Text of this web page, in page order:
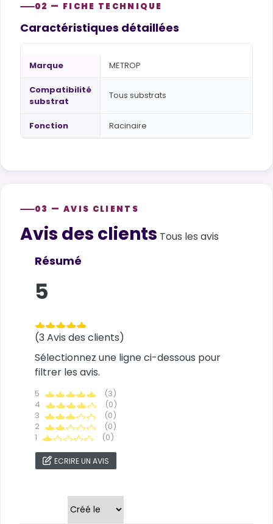
02 — FICHE TECHNIQUE
Caractéristiques détaillées
Marque METROP
Compatibilité
substrat
Tous substrats
Fonction Racinaire
03 — AVIS CLIENTS
Customer reviews
Avis des clients Tous les avis
Résumé
5
(3 Avis des clients)
Sélectionnez une ligne ci-dessous pour
filtrer les avis.
5
(3)
4
(0)
3
(0)
2
(0)
1
(0)
ECRIRE UN AVIS